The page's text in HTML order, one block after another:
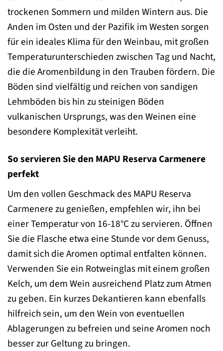
trockenen Sommern und milden Wintern aus. Die
Anden im Osten und der Pazifik im Westen sorgen
für ein ideales Klima für den Weinbau, mit großen
Temperaturunterschieden zwischen Tag und Nacht,
die die Aromenbildung in den Trauben fördern. Die
Böden sind vielfältig und reichen von sandigen
Lehmböden bis hin zu steinigen Böden
vulkanischen Ursprungs, was den Weinen eine
besondere Komplexität verleiht.
So servieren Sie den MAPU Reserva Carmenere
perfekt
Um den vollen Geschmack des MAPU Reserva
Carmenere zu genießen, empfehlen wir, ihn bei
einer Temperatur von 16-18°C zu servieren. Öffnen
Sie die Flasche etwa eine Stunde vor dem Genuss,
damit sich die Aromen optimal entfalten können.
Verwenden Sie ein Rotweinglas mit einem großen
Kelch, um dem Wein ausreichend Platz zum Atmen
zu geben. Ein kurzes Dekantieren kann ebenfalls
hilfreich sein, um den Wein von eventuellen
Ablagerungen zu befreien und seine Aromen noch
besser zur Geltung zu bringen.